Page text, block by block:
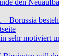
den
– Borussia
sehr motiviert